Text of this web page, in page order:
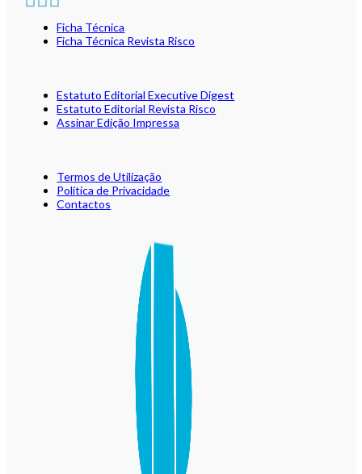
Ficha Técnica
Ficha Técnica Revista Risco
Estatuto Editorial Executive Digest
Estatuto Editorial Revista Risco
Assinar Edição Impressa
Termos de Utilização
Política de Privacidade
Contactos